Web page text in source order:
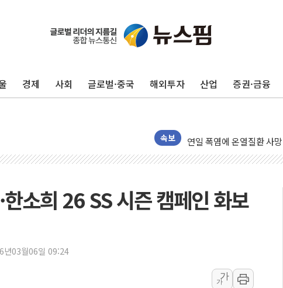
경제 사회 글로벌·중국 해외투자 산업 증권·금융
속보
'화합' 꺼낸 김민석에 '뻔
李대통령, ISA 개편 재검
연일 폭염에 온열질환 사
中 전방위 아파트 부양, 수
동해시, 11~14일 '별똥별
강원 중·남부 동해안 시
청양 밭에서 일하던 90
폭염에 車 운전면허 기
李대통령, 'ISA·주가누
'호우 특보' 경북 울진 시
소희 26 SS 시즌 캠페인 화보
년03월06일 09:24
가
가